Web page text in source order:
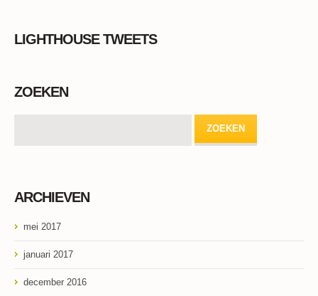
LIGHTHOUSE TWEETS
ZOEKEN
ARCHIEVEN
mei 2017
januari 2017
december 2016